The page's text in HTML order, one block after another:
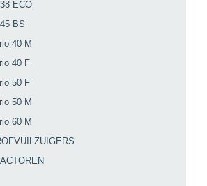
ECO
BS
40 M
40 F
50 F
50 M
60 M